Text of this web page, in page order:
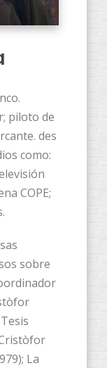
piloto de
des
como:
COPE;
sobre
La